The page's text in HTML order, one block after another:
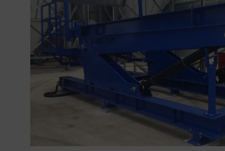
Sistema
Plastics